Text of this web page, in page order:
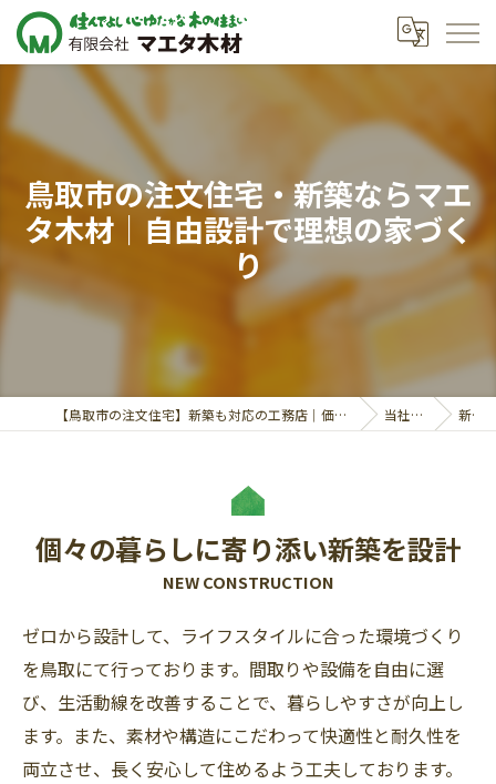
鳥取市の注文住宅・新築ならマエ
タ木材｜自由設計で理想の家づく
り
【鳥取市の注文住宅】新築も対応の工務店｜価格相談受付中｜有限会社マエタ木材 当社の特徴 新築
個々の暮らしに寄り添い新築を設計
NEW CONSTRUCTION
ゼロから設計して、ライフスタイルに合った環境づくり
を鳥取にて行っております。間取りや設備を自由に選
び、生活動線を改善することで、暮らしやすさが向上し
ます。また、素材や構造にこだわって快適性と耐久性を
両立させ、長く安心して住めるよう工夫しております。